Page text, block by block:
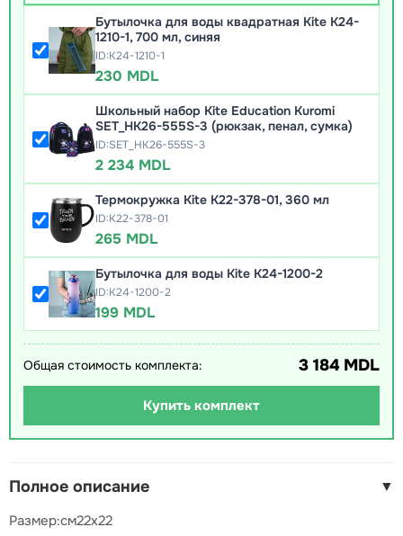
Бутылочка для воды квадратная Kite K24-
1210-1, 700 мл, синяя
ID:K24-1210-1
230 MDL
Школьный набор Kite Education Kuromi
SET_HK26-555S-3 (рюкзак, пенал, сумка)
ID:SET_HK26-555S-3
2 234 MDL
Термокружка Kite K22-378-01, 360 мл
ID:K22-378-01
265 MDL
Бутылочка для воды Kite K24-1200-2
ID:K24-1200-2
199 MDL
Общая стоимость комплекта: 3 184 MDL
Купить комплект
Полное описание ▼
Размер:см22x22